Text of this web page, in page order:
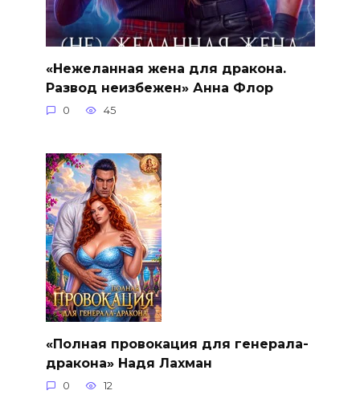
«Нежеланная жена для дракона.
Развод неизбежен» Анна Флор
0 45
«Полная провокация для генерала-
дракона» Надя Лахман
0 12